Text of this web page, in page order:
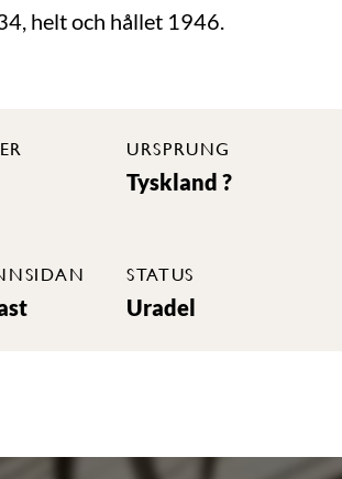
helt och hållet 1946.
URSPRUNG
Tyskland ?
STATUS
Uradel